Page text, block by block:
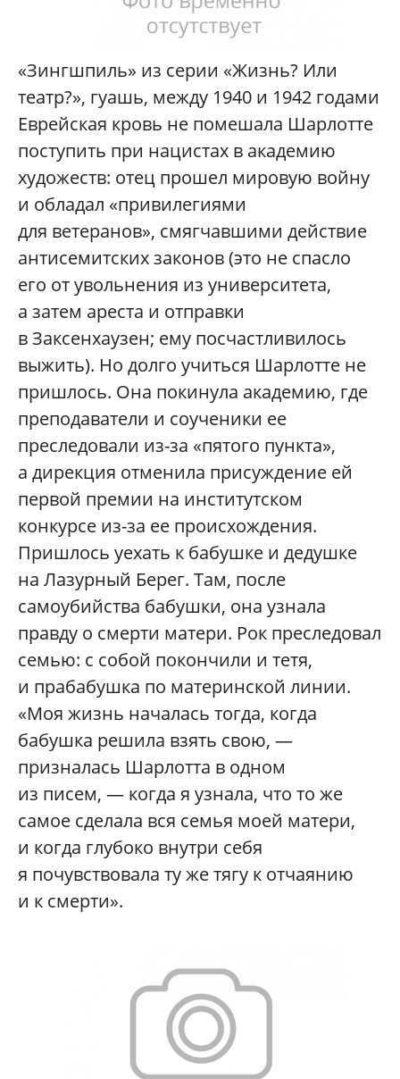
«Зингшпиль» из серии «Жизнь? Или
театр?», гуашь, между 1940 и 1942 годами
Еврейская кровь не помешала Шарлотте
поступить при нацистах в академию
художеств: отец прошел мировую войну
и обладал «привилегиями
для ветеранов», смягчавшими действие
антисемитских законов (это не спасло
его от увольнения из университета,
а затем ареста и отправки
в Заксенхаузен; ему посчастливилось
выжить). Но долго учиться Шарлотте не
пришлось. Она покинула академию, где
преподаватели и соученики ее
преследовали из-за «пятого пункта»,
а дирекция отменила присуждение ей
первой премии на институтском
конкурсе из-за ее происхождения.
Пришлось уехать к бабушке и дедушке
на Лазурный Берег. Там, после
самоубийства бабушки, она узнала
правду о смерти матери. Рок преследовал
семью: с собой покончили и тетя,
и прабабушка по материнской линии.
«Моя жизнь началась тогда, когда
бабушка решила взять свою, —
призналась Шарлотта в одном
из писем, — когда я узнала, что то же
самое сделала вся семья моей матери,
и когда глубоко внутри себя
я почувствовала ту же тягу к отчаянию
и к смерти».